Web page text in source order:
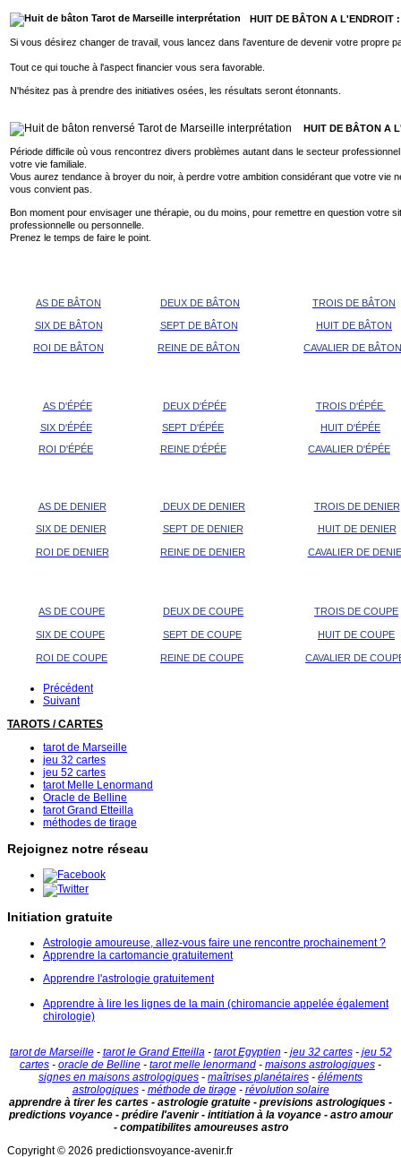
HUIT DE BÂTON A L'ENDROIT
Si vous désirez changer de travail, vous lancez dans l'aventure de devenir votre propre
Tout ce qui touche à l'aspect financier vous sera favorable.
N'hésitez pas à prendre des initiatives osées, les résultats seront étonnants.
HUIT DE BÂTON A
Période difficile où vous rencontrez divers problèmes autant dans le secteur
votre vie familiale.
Vous aurez tendance à broyer du noir, à perdre votre ambition considérant que votre vie
vous convient pas.
Bon moment pour envisager une thérapie, ou du moins, pour remettre en question votre
professionnelle ou personnelle.
Prenez le temps de faire le point.
AS DE BÂTON DEUX DE BÂTON TROIS DE BÂTON
SIX DE BÂTON SEPT DE BÂTON HUIT DE BÂTON
ROI DE BÂTON REINE DE BÂTON CAVALIER DE BÂTON
AS D'ÉPÉE DEUX D'ÉPÉE
TROIS D'ÉPÉE
SIX D'ÉPÉE
SEPT D'ÉPÉE
HUIT D'ÉPÉE
ROI D'ÉPÉE
REINE D'ÉPÉE CAVALIER D'ÉPÉE
AS DE DENIER DEUX DE DENIER TROIS DE DENIER
SIX DE DENIER SEPT DE DENIER HUIT DE DENIER
ROI DE DENIER REINE DE DENIER CAVALIER DE
AS DE COUPE DEUX DE COUPE TROIS DE COUPE
SIX DE COUPE SEPT DE COUPE HUIT DE COUPE
ROI DE COUPE REINE DE COUPE CAVALIER DE
Précédent
Suivant
TAROTS / CARTES
tarot de Marseille
jeu 32 cartes
jeu 52 cartes
tarot Melle Lenormand
Oracle de Belline
tarot Grand Etteilla
méthodes de tirage
Rejoignez notre réseau
Initiation gratuite
Astrologie amoureuse, allez-vous faire une rencontre prochainement ?
Apprendre la cartomancie gratuitement
Apprendre l'astrologie gratuitement
Apprendre à lire les lignes de la main (chiromancie appelée également
chirologie)
tarot de Marseille- tarot le Grand Etteilla- tarot Egyptien - jeu 32 cartes- jeu 52
cartes - oracle de Belline - tarot melle lenormand - maisons astrologiques -
signes en maisons astrologiques - maîtrises planétaires - éléments
astrologiques- méthode de tirage- révolution solaire
apprendre à tirer les cartes - astrologie gratuite - previsions astrologiques -
predictions voyance - prédire l'avenir - intitiation à la voyance - astro amour
- compatibilites amoureuses astro
Copyright © 2026 predictionsvoyance-avenir.fr